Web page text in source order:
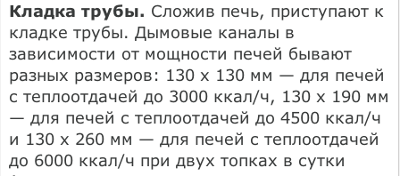
Кладка трубы. Сложив печь, приступают к
кладке трубы. Дымовые каналы в
зависимости от мощности печей бывают
разных размеров: 130 x 130 мм — для печей
с теплоотдачей до 3000 ккал/ч, 130 х 190 мм
— для печей с теплоотдачей до 4500 ккал/ч
и 130 x 260 мм — для печей с теплоотдачей
до 6000 ккал/ч при двух топках в сутки